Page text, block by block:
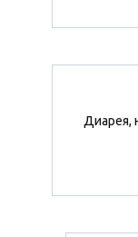
Диарея,